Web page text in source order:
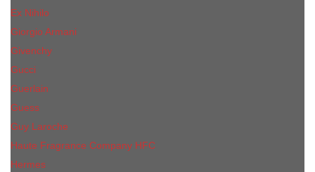
Ex Nihilo
Giorgio Armani
Givenchy
Gucci
Guerlain
Guess
Guy Laroche
Haute Fragrance Company HFC
Hermes